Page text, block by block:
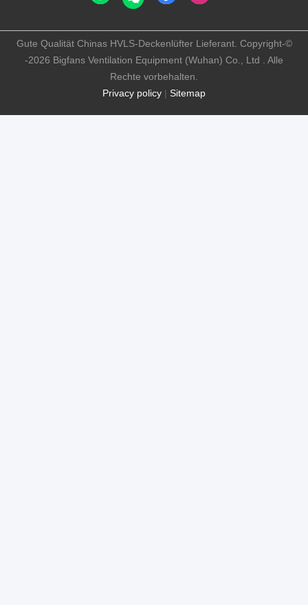
Privacy policy | Sitemap
Gute Qualität Chinas HVLS-Deckenlüfter Lieferant. Copyright-©
-2026 Bigfans Ventilation Equipment (Wuhan) Co., Ltd . Alle
Rechte vorbehalten.